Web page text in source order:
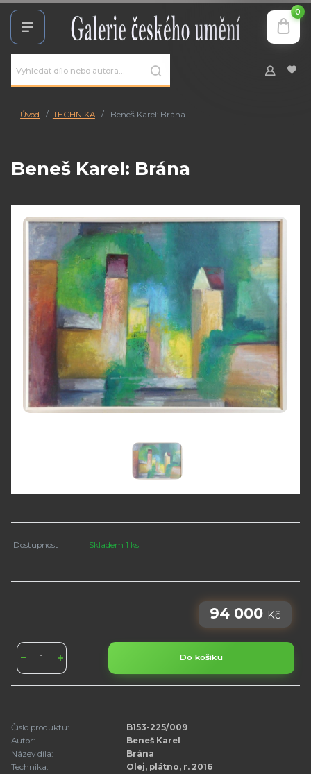
0
Úvod TECHNIKA Beneš Karel: Brána
Beneš Karel: Brána
Dostupnost Skladem 1 ks
94 000 Kč
Do košíku
Číslo produktu:
B153-225/009
Autor:
Beneš Karel
Název díla:
Brána
Technika:
Olej, plátno, r. 2016